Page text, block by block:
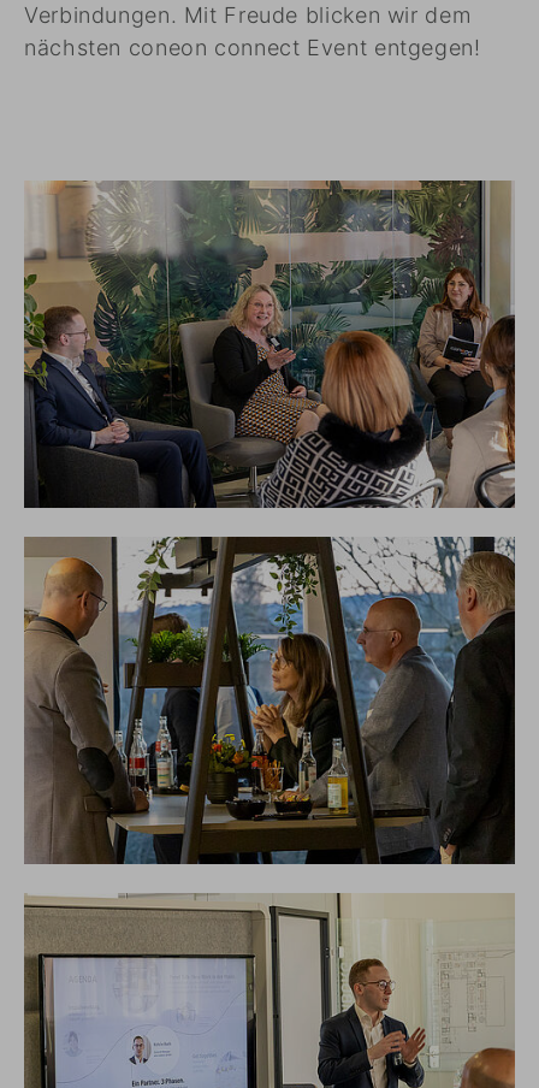
Verbindungen. Mit Freude blicken wir dem
nächsten coneon connect Event entgegen!